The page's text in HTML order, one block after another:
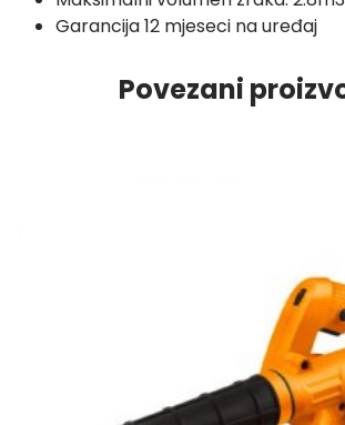
Garancija 12 mjeseci na uređaj
Povezani